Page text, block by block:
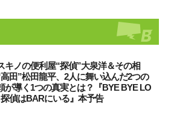
キノの便利屋“探偵”大泉洋＆その相
田”松田龍平、2人に舞い込んだ2つの
が導く1つの真実とは？『BYE BYE LO
偵はBARにいる』本予告